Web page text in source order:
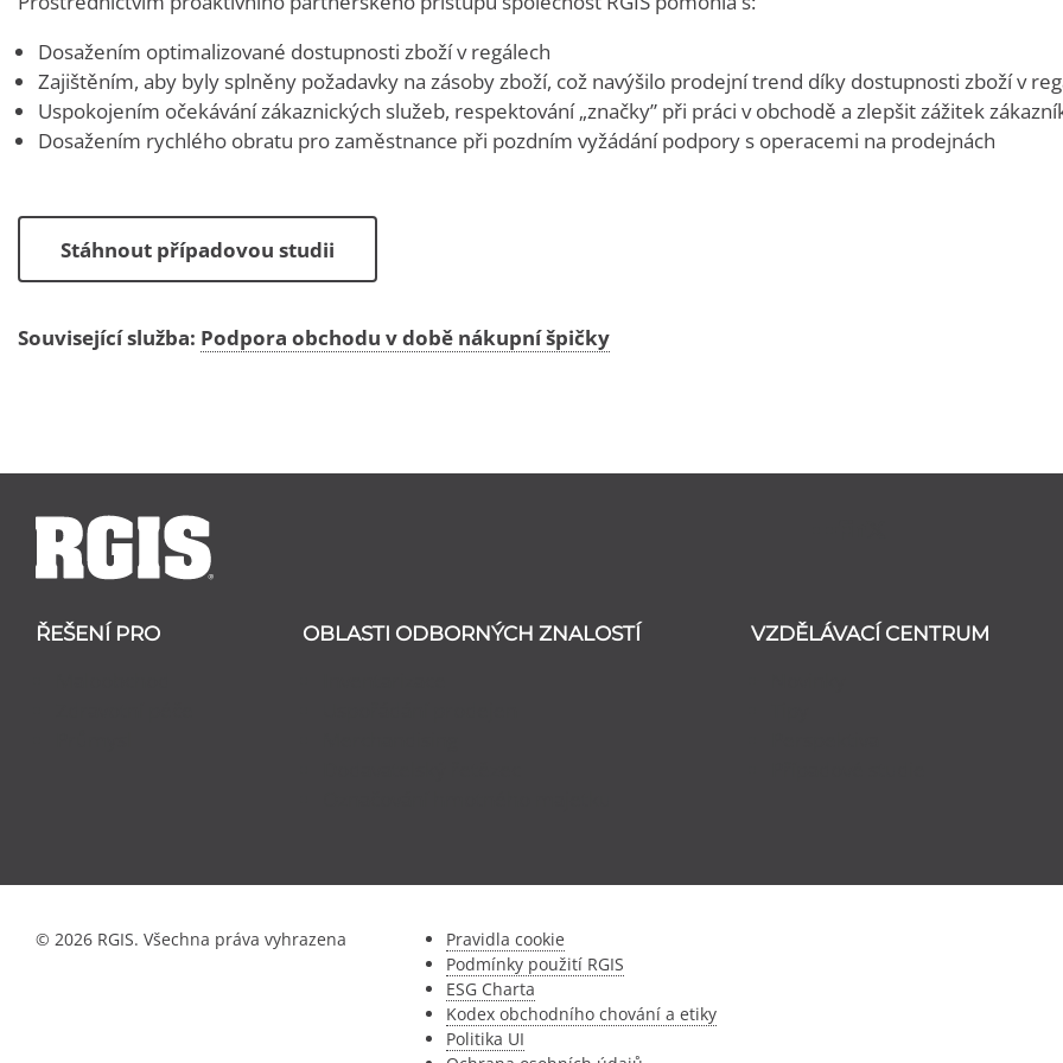
Dosažením optimalizované dostupnosti zboží v regálech
Zajištěním, aby byly splněny požadavky na zásoby zboží, což navýšilo prodejní trend díky dostupnosti zboží v
Uspokojením očekávání zákaznických služeb, respektování „značky” při práci v obchodě a zlepšit zážitek
Dosažením rychlého obratu pro zaměstnance při pozdním vyžádání podpory s operacemi na prodejnách
Stáhnout případovou studii
Související služba: Podpora obchodu v době nákupní špičky
ŘEŠENÍ PRO OBLASTI ODBORNÝCH ZNALOSTÍ VZDĚLÁVACÍ CENTRUM
© 2026 RGIS. Všechna práva vyhrazena
Pravidla cookie
Podmínky použití RGIS
ESG Charta
Kodex obchodního chování a etiky
Politika UI